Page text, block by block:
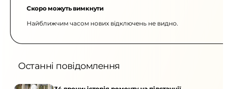
Скоро можуть вимкнути
Найближчим часом нових відключень не видно.
Останні повідомлення